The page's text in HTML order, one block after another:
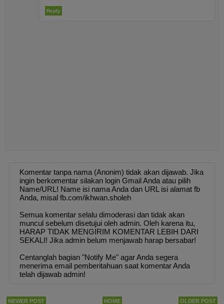
Reply
Komentar tanpa nama (Anonim) tidak akan dijawab. Jika
ingin berkomentar silakan login Gmail Anda atau pilih
Name/URL! Name isi nama Anda dan URL isi alamat fb
Anda, misal fb.com/ikhwan.sholeh
Semua komentar selalu dimoderasi dan tidak akan
muncul sebelum disetujui oleh admin. Oleh karena itu,
HARAP TIDAK MENGIRIM KOMENTAR LEBIH DARI
SEKALI! Jika admin belum menjawab harap bersabar!
Centanglah bagian "Notify Me" agar Anda segera
menerima email pemberitahuan saat komentar Anda
telah dijawab admin!
NEWER POST OLDER POST
HOME